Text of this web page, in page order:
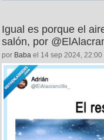
Igual es porque el
salón, por
por Baba el 14 sep 2024, 22:00